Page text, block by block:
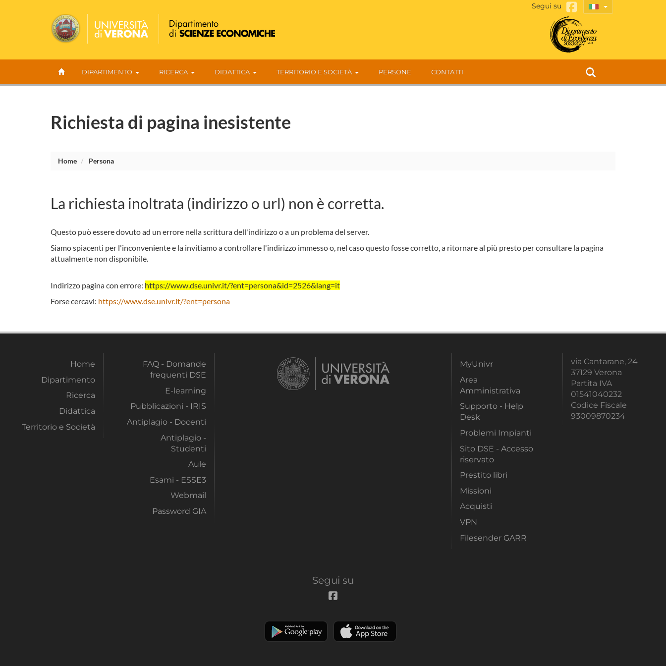
Segui su
DIPARTIMENTO RICERCA DIDATTICA TERRITORIO E SOCIETÀ PERSONE CONTATTI
Richiesta di pagina inesistente
Home Persona
La richiesta inoltrata (indirizzo o url) non è corretta.
Questo può essere dovuto ad un errore nella scrittura dell'indirizzo o a un problema del server.
Siamo spiacenti per l'inconveniente e la invitiamo a controllare l'indirizzo immesso o, nel caso questo fosse corretto, a ritornare al più presto per consultare la pagina
attualmente non disponibile.
Indirizzo pagina con errore: https://www.dse.univr.it/?ent=persona&id=2526&lang=it
Forse cercavi: https://www.dse.univr.it/?ent=persona
Home
Dipartimento
Ricerca
Didattica
Territorio e Società
FAQ - Domande
frequenti DSE
E-learning
Pubblicazioni - IRIS
Antiplagio - Docenti
Antiplagio -
Studenti
Aule
Esami - ESSE3
Webmail
Password GIA
MyUnivr
Area
Amministrativa
Supporto - Help
Desk
Problemi Impianti
Sito DSE - Accesso
riservato
Prestito libri
Missioni
Acquisti
VPN
Filesender GARR
via Cantarane, 24
37129 Verona
Partita IVA
01541040232
Codice Fiscale
93009870234
Segui su